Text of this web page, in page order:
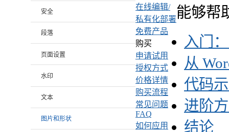
能够帮
入门
从
代码
进阶
结论
安全
段落
页面设置
水印
文本
图片和形状
在线编辑/
私有化部署
免费产品
购买
申请试用
授权方式
价格详情
购买流程
常见问题
FAQ
如何应用